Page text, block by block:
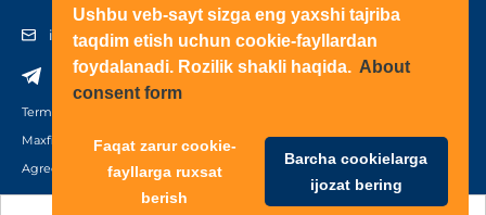
Ushbu veb-sayt sizga eng yaxshi tajriba
taqdim etish uchun cookie-fayllardan
foydalanadi. Rozilik shakli haqida. About
consent form
Faqat zarur cookie-
fayllarga ruxsat
berish
Barcha cookielarga
ijozat bering
info@doorhan.uz
Terms of use
Maxfiylik siyosati
Agreement on the processing of personal data